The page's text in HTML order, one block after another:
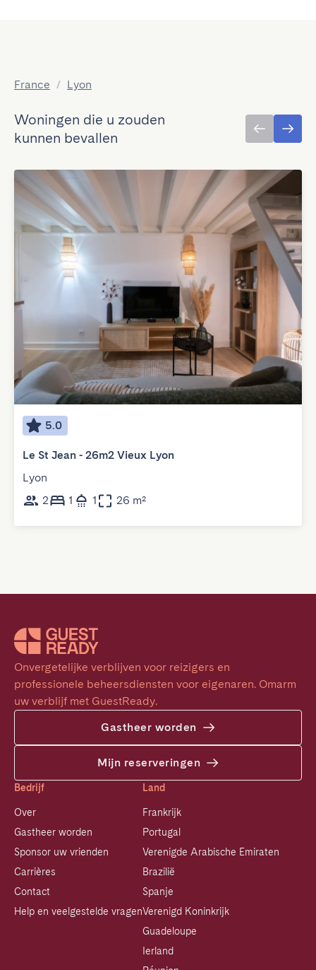
France / Lyon
Woningen die u zouden
kunnen bevallen
5.0
Le St Jean - 26m2 Vieux Lyon
Lyon
2
1 1 26 m²
Onvergetelijke verblijven voor reizigers en
professionele beheersdiensten voor eigenaren. Omarm
uw verblijf met GuestReady.
Gastheer worden
Mijn reserveringen
Bedrijf
Over
Gastheer worden
Sponsor uw vrienden
Carrières
Contact
Help en veelgestelde vragen
Land
Frankrijk
Portugal
Verenigde Arabische Emiraten
Brazilië
Spanje
Verenigd Koninkrijk
Guadeloupe
Ierland